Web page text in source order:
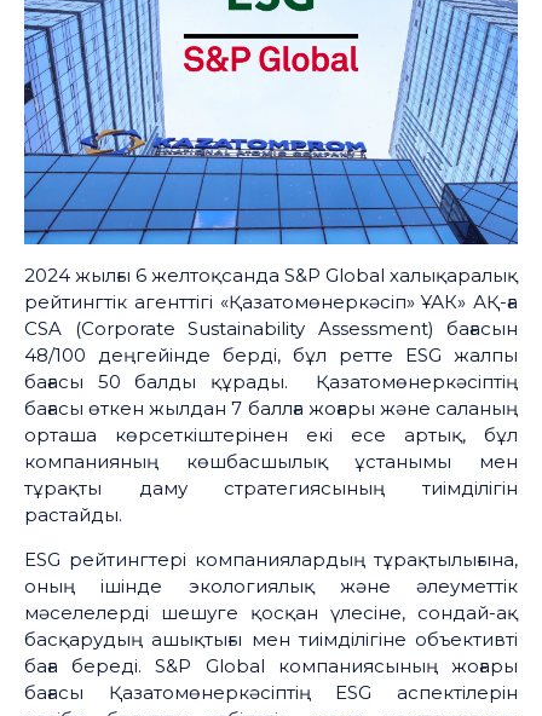
2024 жылғы 6 желтоқсанда S&P Global халықаралық
рейтингтік агенттігі «Қазатомөнеркәсіп» ҰАК» АҚ-ға
CSA (Corporate Sustainability Assessment) бағасын
48/100 деңгейінде берді, бұл ретте ESG жалпы
бағасы 50 балды құрады. Қазатомөнеркәсіптің
бағасы өткен жылдан 7 баллға жоғары және саланың
орташа көрсеткіштерінен екі есе артық, бұл
компанияның көшбасшылық ұстанымы мен
тұрақты даму стратегиясының тиімділігін
растайды.
ESG рейтингтері компаниялардың тұрақтылығына,
оның ішінде экологиялық және әлеуметтік
мәселелерді шешуге қосқан үлесіне, сондай-ақ
басқарудың ашықтығы мен тиімділігіне объективті
баға береді. S&P Global компаниясының жоғары
бағасы Қазатомөнеркәсіптің ESG аспектілерін